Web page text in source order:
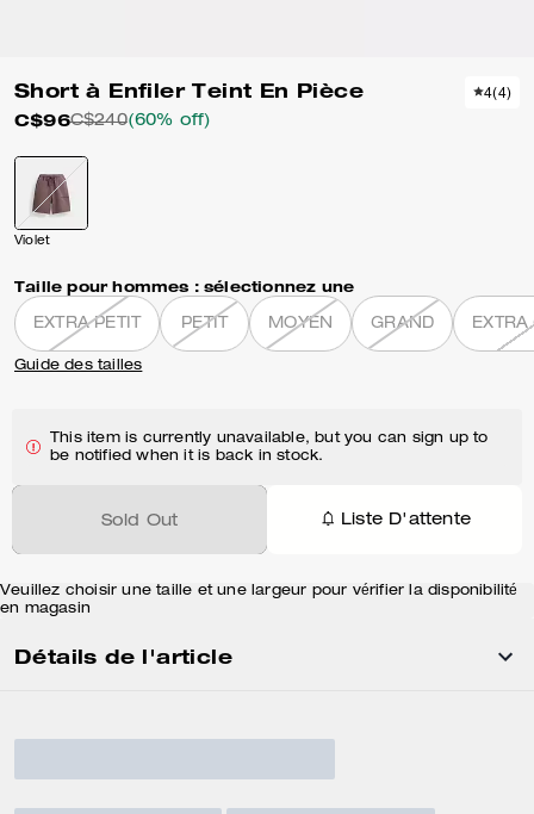
Short à Enfiler Teint En Pièce
C$96C$240(60% off)
4(4)
Violet
Taille pour hommes : sélectionnez une
EXTRA PETIT PETIT MOYEN GRAND EXTRA
Guide des tailles
This item is currently unavailable, but you can sign up to
be notified when it is back in stock.
Sold Out Liste D'attente
Veuillez choisir une taille et une largeur pour vérifier la disponibilité
en magasin
Détails de l'article